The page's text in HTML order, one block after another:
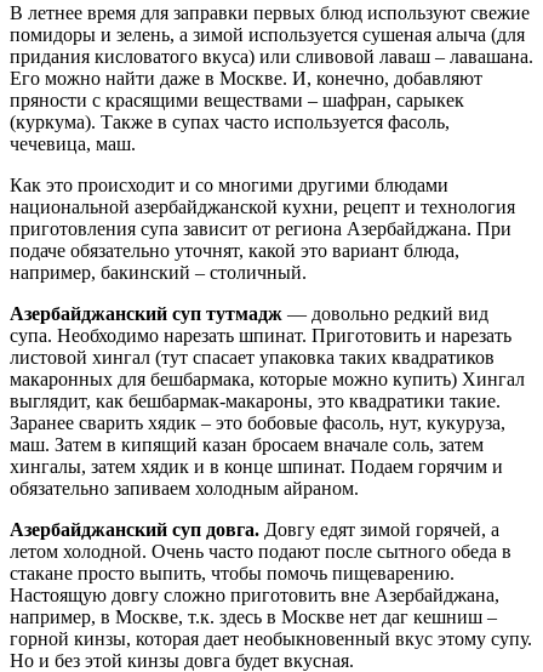
В летнее время для заправки первых блюд используют свежие
помидоры и зелень, а зимой используется сушеная алыча (для
придания кисловатого вкуса) или сливовой лаваш – лавашана.
Его можно найти даже в Москве. И, конечно, добавляют
пряности с красящими веществами – шафран, сарыкек
(куркума). Также в супах часто используется фасоль,
чечевица, маш.
Как это происходит и со многими другими блюдами
национальной азербайджанской кухни, рецепт и технология
приготовления супа зависит от региона Азербайджана. При
подаче обязательно уточнят, какой это вариант блюда,
например, бакинский – столичный.
Азербайджанский суп тутмадж — довольно редкий вид
супа. Необходимо нарезать шпинат. Приготовить и нарезать
листовой хингал (тут спасает упаковка таких квадратиков
макаронных для бешбармака, которые можно купить) Хингал
выглядит, как бешбармак-макароны, это квадратики такие.
Заранее сварить хядик – это бобовые фасоль, нут, кукуруза,
маш. Затем в кипящий казан бросаем вначале соль, затем
хингалы, затем хядик и в конце шпинат. Подаем горячим и
обязательно запиваем холодным айраном.
Азербайджанский суп довга. Довгу едят зимой горячей, а
летом холодной. Очень часто подают после сытного обеда в
стакане просто выпить, чтобы помочь пищеварению.
Настоящую довгу сложно приготовить вне Азербайджана,
например, в Москве, т.к. здесь в Москве нет даг кешниш –
горной кинзы, которая дает необыкновенный вкус этому супу.
Но и без этой кинзы довга будет вкусная.